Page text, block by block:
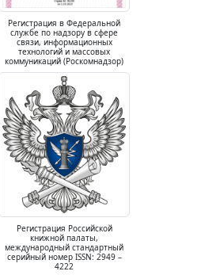
Регистрация в Федеральной
службе по надзору в сфере
связи, информационных
технологий и массовых
коммуникаций (Роскомнадзор)
Регистрация Российской
книжной палаты,
международный стандартный
серийный номер ISSN: 2949 –
4222